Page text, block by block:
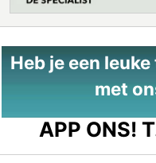
Heb je een
met
APP ONS!